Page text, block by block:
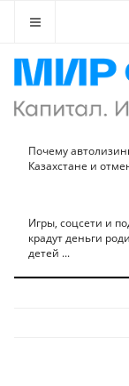
Почему
Казахстане и
Игры, соцсети и
крадут деньги
детей ...